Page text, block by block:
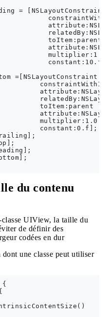
= [NSLayoutConstraint
toItem:parent
multiplier:1.0
=[NSLayoutConstraint
toItem:parent
multiplier:1.0
constant:0.f];
du contenu
UIView, la taille du
de définir des
codées en dur
une classe peut utiliser
{